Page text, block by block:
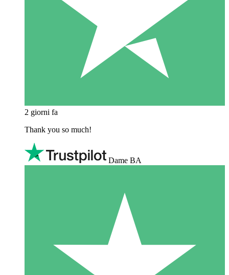
2 giorni fa
Thank you so much!
Dame BA